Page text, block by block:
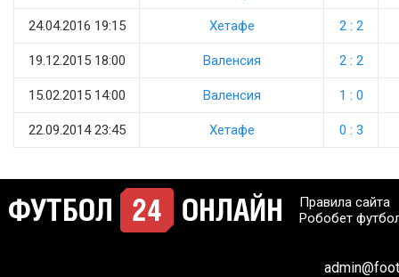
24.04.2016 19:15 Хетафе 2 : 2
19.12.2015 18:00 Валенсия 2 : 2
15.02.2015 14:00 Валенсия 1 : 0
22.09.2014 23:45 Хетафе 0 : 3
Правила сайта
Робобет